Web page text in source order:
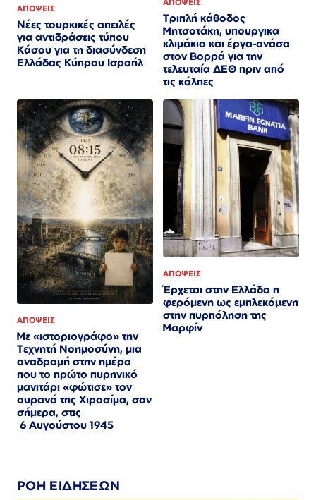
ΑΠΟΨΕΙΣ
Νέες τουρκικές απειλές
για αντιδράσεις τύπου
Κάσου για τη διασύνδεση
Ελλάδας Κύπρου Ισραήλ
ΑΠΟΨΕΙΣ
Τριπλή κάθοδος
Μητσοτάκη, υπουργικα
κλιμάκια και έργα-ανάσα
στον Βορρά για την
τελευταία ΔΕΘ πριν από
τις κάλπες
ΑΠΟΨΕΙΣ
Με «ιστοριογράφο» την
Τεχνητή Νοημοσύνη, μια
αναδρομή στην ημέρα
που το πρώτο πυρηνικό
μανιτάρι «φώτισε» τον
ουρανό της Χιροσίμα, σαν
σήμερα, στις
6 Αυγούστου 1945
ΑΠΟΨΕΙΣ
Έρχεται στην Ελλάδα η
φερόμενη ως εμπλεκόμενη
στην πυρπόληση της
Μαρφίν
ΡΟΗ ΕΙΔΗΣΕΩΝ